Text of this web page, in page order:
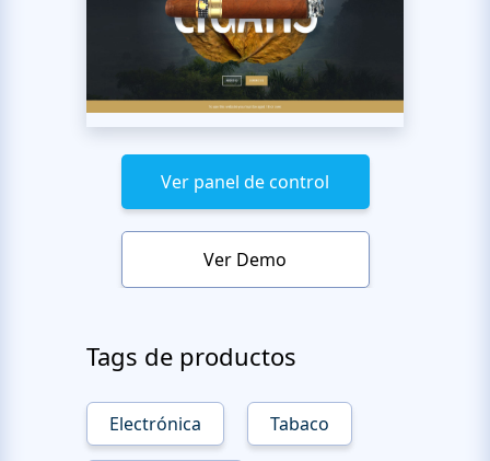
Ver panel de control
Ver Demo
Tags de productos
Electrónica Tabaco